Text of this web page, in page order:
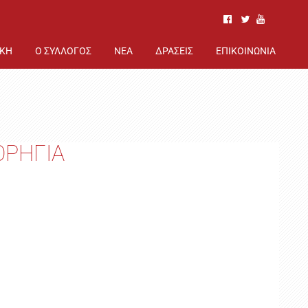
Ο ΣΥΛΛΟΓΟΣ ΝΕΑ ΔΡΑΣΕΙΣ ΕΠΙΚΟΙΝΩΝΙΑ